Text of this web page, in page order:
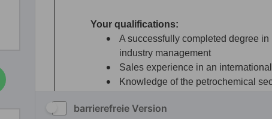
barrierefreie Version